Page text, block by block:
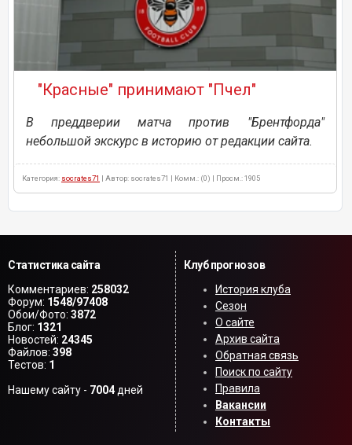
"Красные" принимают "Пчел"
В преддверии матча против "Брентфорда"
небольшой экскурс в историю от редакции сайта.
Категория: socrates71 | Автор: socrates71 | Комм.: (0) | Просм.: 1905
Статистика сайта
Комментариев: 258032
Форум: 1548/97408
Обои/Фото: 3872
Блог: 1321
Новостей: 24345
Файлов: 398
Тестов: 1
Нашему сайту - 7004 дней
Клуб прогнозов
История клуба
Сезон
О сайте
Архив сайта
Обратная связь
Поиск по сайту
Правила
Вакансии
Контакты